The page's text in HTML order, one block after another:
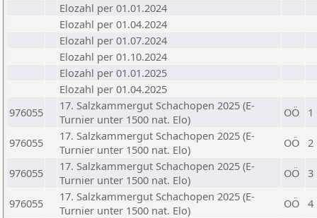
Elozahl per 01.01.2024
Elozahl per 01.04.2024
Elozahl per 01.07.2024
Elozahl per 01.10.2024
Elozahl per 01.01.2025
Elozahl per 01.04.2025
976055
17. Salzkammergut Schachopen 2025 (E-
Turnier unter 1500 nat. Elo)
OÖ 1
976055
17. Salzkammergut Schachopen 2025 (E-
Turnier unter 1500 nat. Elo)
OÖ 2
976055
17. Salzkammergut Schachopen 2025 (E-
Turnier unter 1500 nat. Elo)
OÖ 3
976055
17. Salzkammergut Schachopen 2025 (E-
Turnier unter 1500 nat. Elo)
OÖ 4